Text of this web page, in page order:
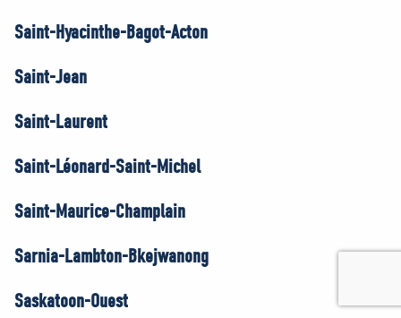
Saint-Hyacinthe-Bagot-Acton
Saint-Jean
Saint-Laurent
Saint-Léonard-Saint-Michel
Saint-Maurice-Champlain
Sarnia-Lambton-Bkejwanong
Saskatoon-Ouest